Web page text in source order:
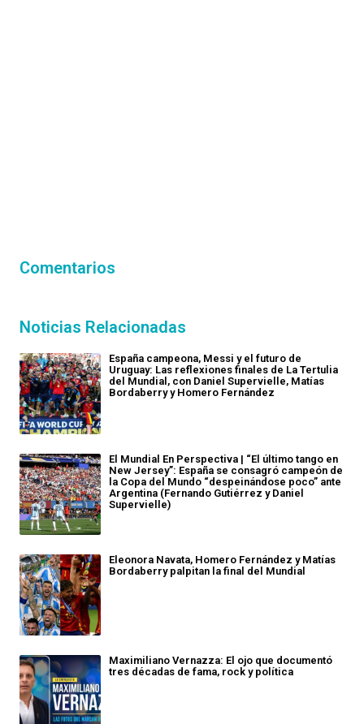
Comentarios
Noticias Relacionadas
España campeona, Messi y el futuro de
Uruguay: Las reflexiones finales de La Tertulia
del Mundial, con Daniel Supervielle, Matías
Bordaberry y Homero Fernández
El Mundial En Perspectiva | “El último tango en
New Jersey”: España se consagró campeón de
la Copa del Mundo “despeinándose poco” ante
Argentina (Fernando Gutiérrez y Daniel
Supervielle)
Eleonora Navata, Homero Fernández y Matías
Bordaberry palpitan la final del Mundial
Maximiliano Vernazza: El ojo que documentó
tres décadas de fama, rock y política